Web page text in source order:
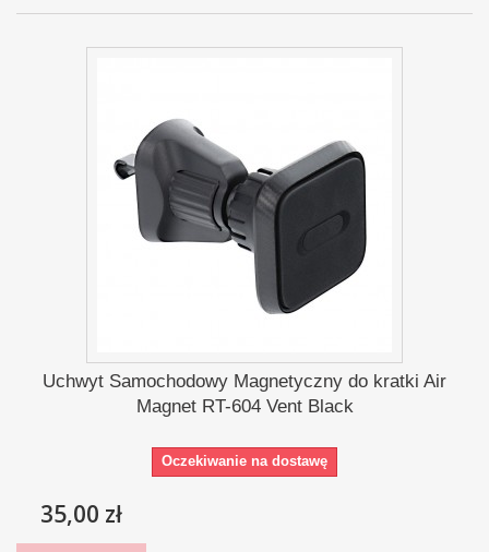
Uchwyt Samochodowy Magnetyczny do kratki Air
Magnet RT-604 Vent Black
Oczekiwanie na dostawę
35,00 zł